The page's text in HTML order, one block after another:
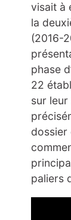
visait à
la
(2016-
phase
22
sur
dossier
paliers